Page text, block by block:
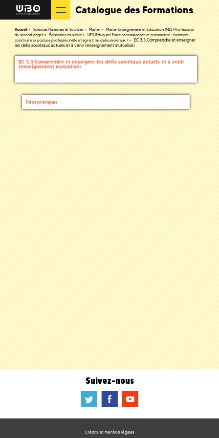
Catalogue des Formations
Accueil Sciences Humaines et Sociales Master
Master Enseignement et Education (M2E) Professorat
du second degré
Éducation musicale
UE3 (Eduquer) Entre accompagner et transmettre : comment
construire sa posture professionnelle intégrant les défis sociétaux ?
EC 3.3 Comprendre et enseigner
les défis sociétaux actuels et à venir (enseignement mutualisé)
EC 3.3 Comprendre et enseigner les défis sociétaux actuels et à venir
(enseignement mutualisé)
Infos pratiques
Suivez-nous
a b f
Crédits et mention légales